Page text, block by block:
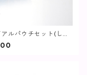
アルパウチセット(しっ
プ)【化粧水】